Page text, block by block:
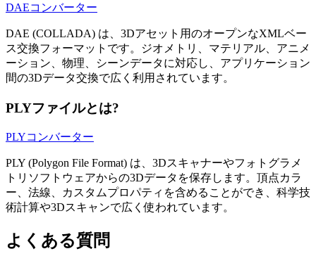
DAEコンバーター
DAE (COLLADA) は、3Dアセット用のオープンなXMLベー
ス交換フォーマットです。ジオメトリ、マテリアル、アニメ
ーション、物理、シーンデータに対応し、アプリケーション
間の3Dデータ交換で広く利用されています。
PLYファイルとは?
PLYコンバーター
PLY (Polygon File Format) は、3Dスキャナーやフォトグラメ
トリソフトウェアからの3Dデータを保存します。頂点カラ
ー、法線、カスタムプロパティを含めることができ、科学技
術計算や3Dスキャンで広く使われています。
よくある質問